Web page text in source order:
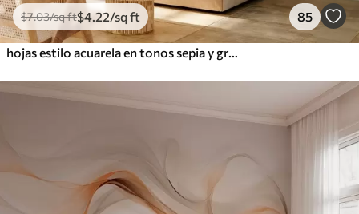
$7.03/sq ft$4.22/sq ft 85